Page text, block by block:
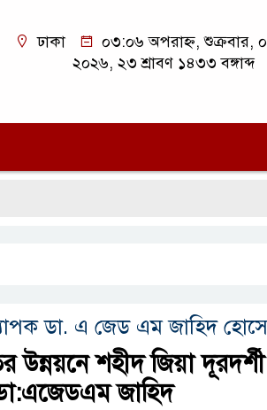
ঢাকা
০৩:০৬ অপরাহ্ন, শুক্রবার,
২০২৬, ২৩ শ্রাবণ ১৪৩৩ বঙ্গাব্দ
ডা. এ জেড এম জাহিদ
উন্নয়নে শহীদ জিয়া
জাহিদ